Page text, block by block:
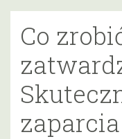
Co
zaparcia